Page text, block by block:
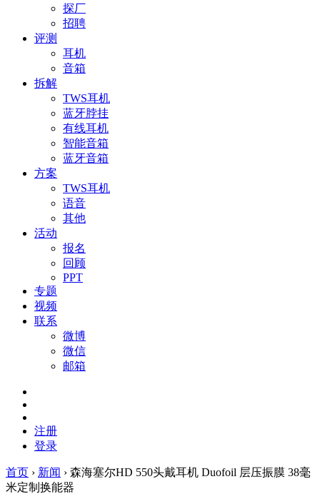
探厂
招聘
评测
耳机
音箱
拆解
TWS耳机
蓝牙脖挂
有线耳机
智能音箱
蓝牙音箱
方案
TWS耳机
语音
其他
活动
报名
回顾
PPT
专题
视频
联系
微博
微信
邮箱
注册
登录
首页 › 新闻 › 森海塞尔HD 550头戴耳机 Duofoil 层压振膜 38毫
米定制换能器